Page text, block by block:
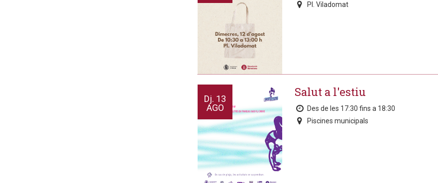
Pl. Viladomat
Dj. 13
AGO
Salut a l'estiu
Des de les 17:30 fins a 18:30
Piscines municipals